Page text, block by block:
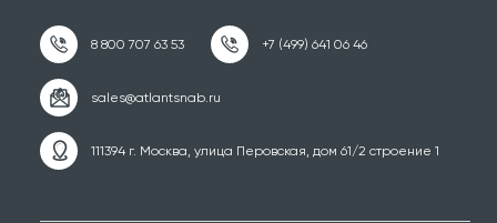
111394 г. Москва, улица Перовская, дом 61/2 строение 1